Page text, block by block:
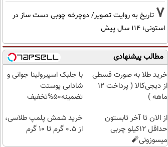
7 تاریخ به روایت تصویر/ دوچرخه چوبی دست ساز در
استونی؛ 114 سال پیش
مطالب پیشنهادی
خرید طلا به صورت قسطی
از دیجی‌کالا ( پرداخت 12
ماهه )
با جلبک اسپیرولینا جوانی و
شادابی پوستت
تضمینه50%تخفیف
از الان تا آخر تابستون
حداقل 12کیلو چربی
میسوزونی🧨
خرید شمش پلمپ طلاسی،
از ۰.۵ گرم تا ۱۰ گرم